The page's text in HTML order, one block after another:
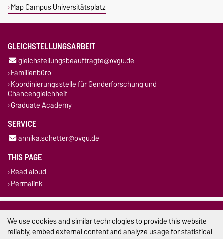
Map Campus Universitätsplatz
GLEICHSTELLUNGSARBEIT
gleichstellungsbeauftragte@ovgu.de
Familienbüro
Koordinierungsstelle für Genderforschung und
Chancengleichheit
Graduate Academy
SERVICE
annika.schetter@ovgu.de
THIS PAGE
Read aloud
Permalink
Legal Notes
Privacy Policy
We use cookies and similar technologies to provide this website
reliably, embed external content and analyze usage for statistical